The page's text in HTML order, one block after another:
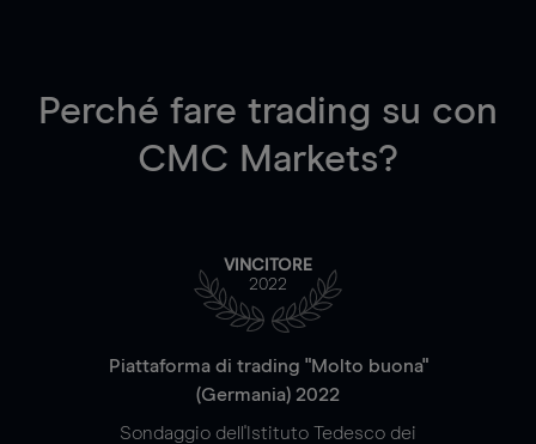
Perché fare trading su con
CMC Markets?
VINCITORE
2022
Piattaforma di trading "Molto buona"
(Germania) 2022
Sondaggio dell'Istituto Tedesco dei